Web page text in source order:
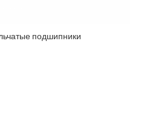
подшипники